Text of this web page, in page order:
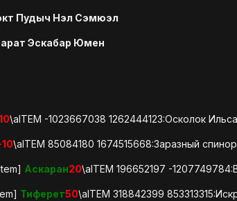
Пудыч Нэл Сэмюэл
Эскабар Юмен
\aITEM -1023667038 1262444123:Осколок
\aITEM 85084180 1674515668:Заразный
Аскаран20\aITEM 196652197 -
Тиферет50\aITEM 318842399